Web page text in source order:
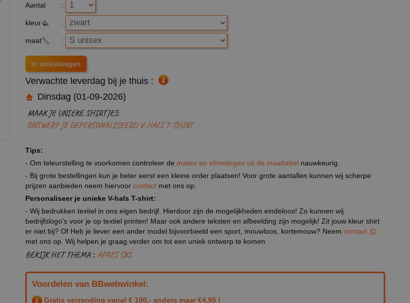
Aantal :
kleur :
maat :
Verwachte leverdag bij je thuis :
Dinsdag (01-09-2026)
MAAK JE UNIEKE SHIRTJES:
ONTWERP JE GEPERSONALISEERD V-HALS T-SHIRT
Tips:
- Om teleurstelling te voorkomen controleer de maten en afmetingen uit de maattabel nauwkeurig.
- Bij grote bestellingen kun je beter eerst een kleine order plaatsen! Voor grote aantallen kunnen wij scherpe
prijzen aanbieden neem hiervoor contact met ons op.
Personaliseer je unieke V-hals T-shirt:
- Wij bedrukken textiel in ons eigen bedrijf. Hierdoor zijn de mogelijkheden eindeloos! Zo kunnen wij
bedrijfslogo's voor je op textiel printen! Maar ook andere teksten en afbeelding zijn mogelijk! Zit jouw kleur shirt
er niet bij? Of Heb je liever een ander model bijvoorbeeld een sport, mouwloos, kortemouw? Neem contact
met ons op. Wij helpen je graag verder om tot een uniek ontwerp te komen
BEKIJK HET THEMA : APRES SKI
Voordelen van BBwebwinkel:
Gratis verzending vanaf € 100,- anders maar €4,95 !